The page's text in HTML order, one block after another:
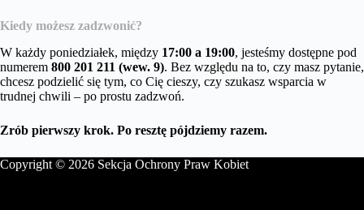
Kiedy możesz zadzwonić?
W każdy poniedziałek, między 17:00 a 19:00, jesteśmy dostępne pod
numerem 800 201 211 (wew. 9). Bez względu na to, czy masz pytanie,
chcesz podzielić się tym, co Cię cieszy, czy szukasz wsparcia w
trudnej chwili – po prostu zadzwoń.
Zrób pierwszy krok. Po resztę pójdziemy razem.
Copyright © 2026 Sekcja Ochrony Praw Kobiet